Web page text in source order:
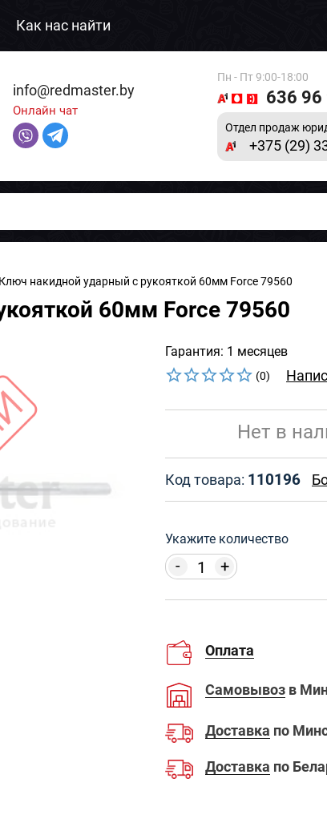
Как нас найти
info@redmaster.by
Онлайн чат
Пн - Пт 9:00-18:00
636 96
Отдел продаж
+375 (29)
накидной ударный с рукояткой 60мм Force 79560
60мм Force 79560
Гарантия: 1 месяцев
(0)
Нет в
Код товара: 110196
Укажите количество
+
-
Оплата
Самовывоз в
Доставка по
Доставка по